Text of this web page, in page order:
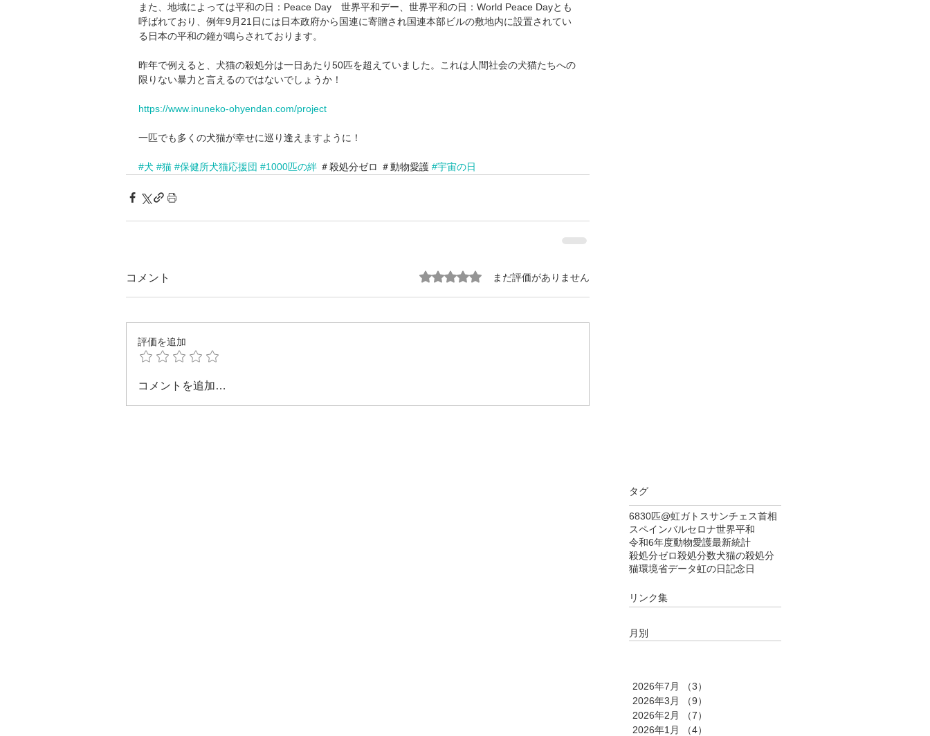
また、地域によっては平和の日：Peace Day　世界平和デー、世界平和の日：World Peace Dayとも
呼ばれており、例年9月21日には日本政府から国連に寄贈され国連本部ビルの敷地内に設置されてい
る日本の平和の鐘が鳴らされております。
昨年で例えると、犬猫の殺処分は一日あたり50匹を超えていました。これは人間社会の犬猫たちへの
限りない暴力と言えるのではないでしょうか！
https://www.inuneko-ohyendan.com/project
一匹でも多くの犬猫が幸せに巡り逢えますように！
#犬 #猫 #保健所犬猫応援団 #1000匹の絆 ＃殺処分ゼロ ＃動物愛護 #宇宙の日
コメント 5つ星のうち0と評価されています。
まだ評価がありません
評価を追加
コメントを追加…
タグ
6830匹@虹ガトスサンチェス首相
スペインバルセロナ世界平和
令和6年度動物愛護最新統計
殺処分ゼロ殺処分数犬猫の殺処分
猫環境省データ虹の日記念日
リンク集
月別
2026年7月 （3）
2026年3月
（9）
2026年2月
（7）
2026年1月
（4）